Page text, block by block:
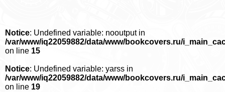
Notice: Undefined variable: nooutput in
/var/www/iq22059882/data/www/bookcovers.ru/
on line 15
Notice: Undefined variable: yarss in
/var/www/iq22059882/data/www/bookcovers.ru/
on line 19